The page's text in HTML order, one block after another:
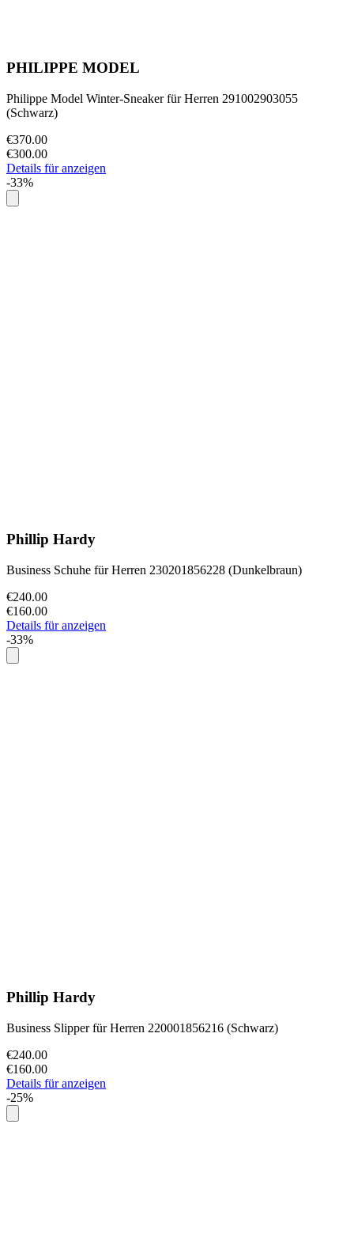
PHILIPPE MODEL
Philippe Model Winter-Sneaker für Herren 291002903055
(Schwarz)
€370.00
€300.00
Details für anzeigen
-33%
Phillip Hardy
Business Schuhe für Herren 230201856228 (Dunkelbraun)
€240.00
€160.00
Details für anzeigen
-33%
Phillip Hardy
Business Slipper für Herren 220001856216 (Schwarz)
€240.00
€160.00
Details für anzeigen
-25%